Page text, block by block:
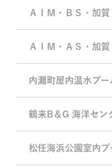
ＡＩＭ・ＢＳ・加
ＡＩＭ・ＡＳ・加
内灘町屋内温水プー
鶴来B＆G 海洋セン
松任海浜公園室内プ